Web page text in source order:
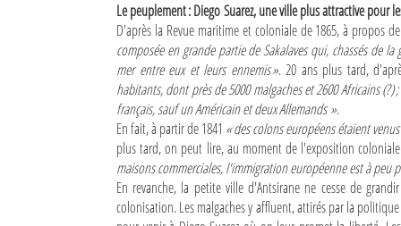
Le peuplement : Diego Suarez, une ville plus attractive pour
D'après la Revue maritime et coloniale de 1865, à propos
composée en grande partie de Sakalaves qui, chassés de
mer entre eux et leurs ennemis ». 20 ans plus tard,
habitants, dont près de 5000 malgaches et 2600 Africains
français, sauf un Américain et deux Allemands ».
En fait, à partir de 1841 « des colons européens étaient
plus tard, on peut lire, au moment de l'exposition
maisons commerciales, l'immigration européenne est à peu
En revanche, la petite ville d'Antsirane ne cesse de
colonisation. Les malgaches y affluent, attirés par la